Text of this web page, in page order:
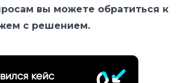
вы можете обратиться к
с решением.
кейс